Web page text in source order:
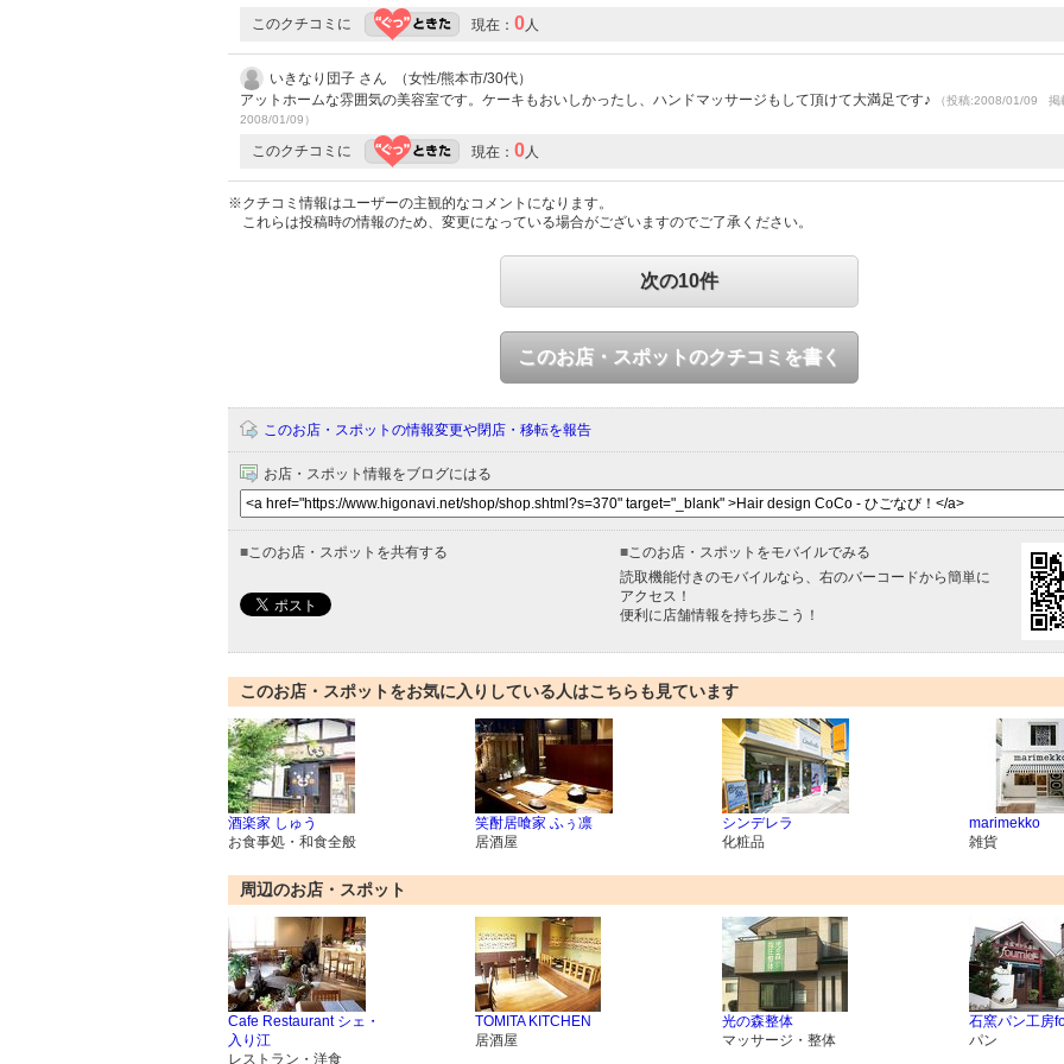
このクチコミに 現在： 0人
いきなり団子 さん （女性/熊本市/30代）
アットホームな雰囲気の美容室です。ケーキもおいしかったし、ハンドマッサージもして頂けて大満足です♪
（投稿:2008/01/09 掲
2008/01/09）
このクチコミに 現在： 0人
※クチコミ情報はユーザーの主観的なコメントになります。
これらは投稿時の情報のため、変更になっている場合がございますのでご了承ください。
次の10件
このお店・スポットのクチコミを書く
このお店・スポットの情報変更や閉店・移転を報告
お店・スポット情報をブログにはる
■このお店・スポットを共有する ■このお店・スポットをモバイルでみる
読取機能付きのモバイルなら、右のバーコードから簡単に
アクセス！
便利に店舗情報を持ち歩こう！
このお店・スポットをお気に入りしている人はこちらも見ています
酒楽家 しゅう
お食事処・和食全般
笑酎居喰家 ふぅ凛
居酒屋
シンデレラ
化粧品
marimekko
雑貨
周辺のお店・スポット
Cafe Restaurant シェ・
入り江
レストラン・洋食
TOMITA KITCHEN
居酒屋
光の森整体
マッサージ・整体
石窯パン工房
パン